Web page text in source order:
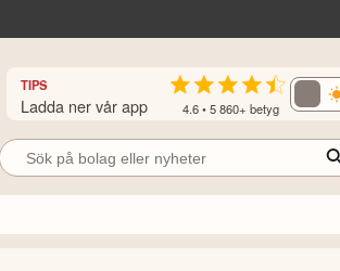
TIPS
Ladda ner vår app 4.6 • 5 860+ betyg